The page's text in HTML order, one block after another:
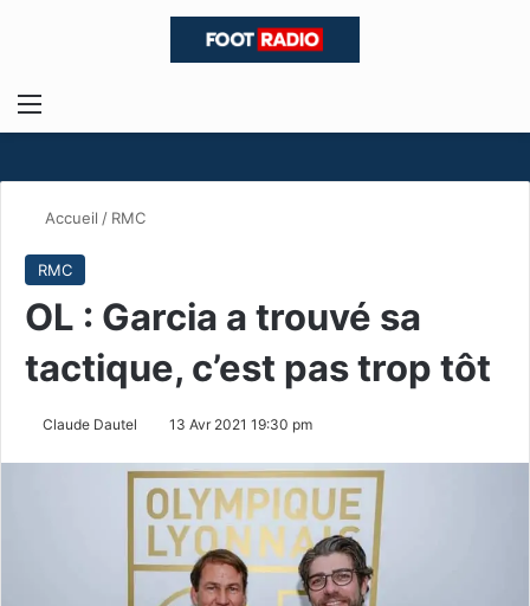
Menu
Accueil / RMC
RMC
OL : Garcia a trouvé sa
tactique, c’est pas trop tôt
Claude Dautel 13 Avr 2021 19:30 pm